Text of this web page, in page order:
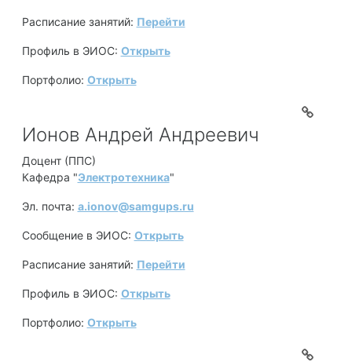
Расписание занятий: Перейти
Профиль в ЭИОС: Открыть
Портфолио: Открыть
Ионов Андрей Андреевич
Доцент (ППС)
Кафедра "Электротехника"
Эл. почта: a.ionov@samgups.ru
Сообщение в ЭИОС: Открыть
Расписание занятий: Перейти
Профиль в ЭИОС: Открыть
Портфолио: Открыть